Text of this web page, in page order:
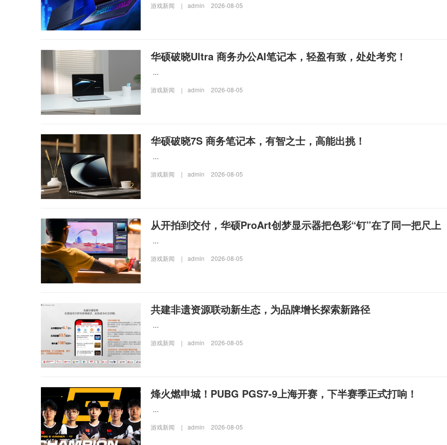
游戏新闻 | admin 2026-08-05
华硕破晓Ultra 商务办公AI笔记本，轻盈有致，处处考究！
...
游戏新闻 | admin 2026-08-05
华硕破晓7S 商务笔记本，有智之士，高能出挑！
...
游戏新闻 | admin 2026-08-05
从开拍到交付，华硕ProArt创梦显示器把色彩“钉”在了同一把尺上
...
游戏新闻 | admin 2026-08-05
共建非遗资源联动新生态，为品牌增长探索新路径
...
游戏新闻 | admin 2026-08-05
烽火燃申城！PUBG PGS7-9上海开赛，下半赛季正式打响！
...
游戏新闻 | admin 2026-08-05